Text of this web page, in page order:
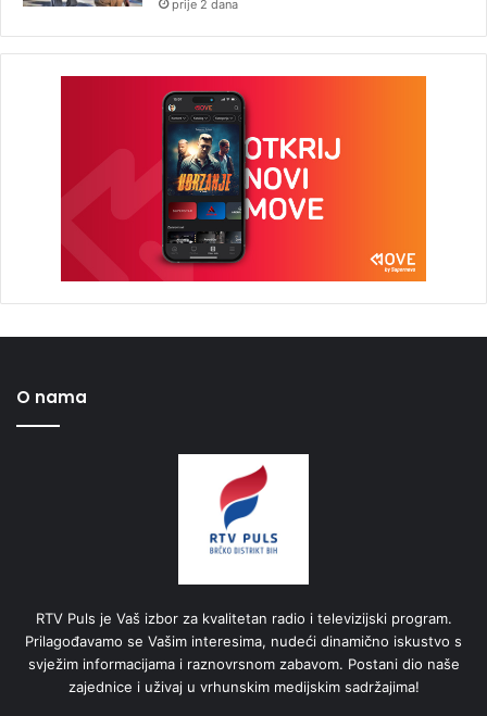
prije 2 dana
O nama
RTV Puls je Vaš izbor za kvalitetan radio i televizijski program.
Prilagođavamo se Vašim interesima, nudeći dinamično iskustvo s
svježim informacijama i raznovrsnom zabavom. Postani dio naše
zajednice i uživaj u vrhunskim medijskim sadržajima!